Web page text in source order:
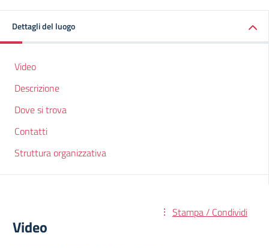
Dettagli del luogo
Video
Descrizione
Dove si trova
Contatti
Struttura organizzativa
Stampa / Condividi
Video